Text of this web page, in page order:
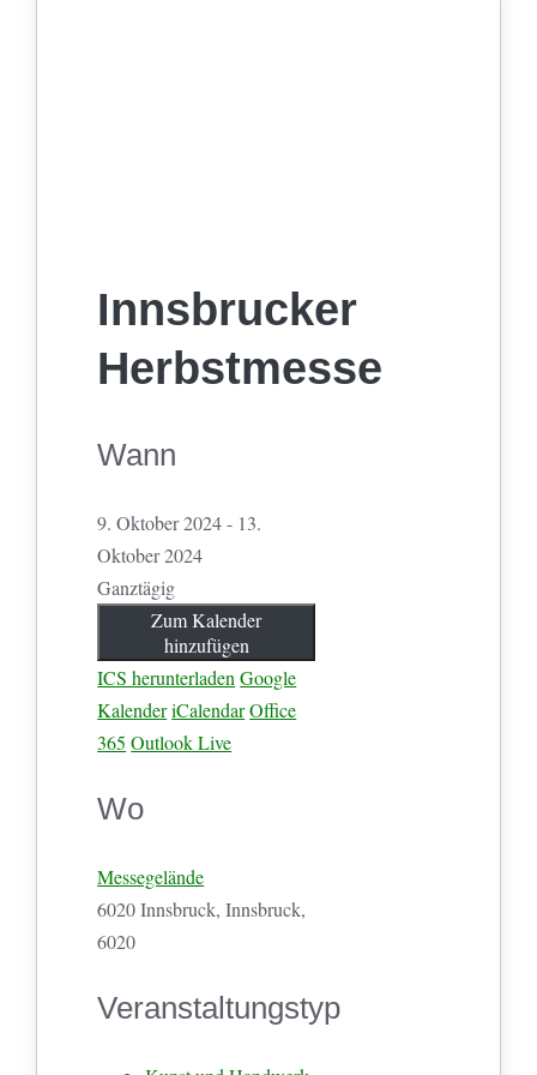
Innsbrucker
Herbstmesse
Wann
9. Oktober 2024 - 13.
Oktober 2024
Ganztägig
Zum Kalender
hinzufügen
ICS herunterladen Google
KalenderiCalendarOffice
365 Outlook Live
Wo
Messegelände
6020 Innsbruck, Innsbruck,
6020
Veranstaltungstyp